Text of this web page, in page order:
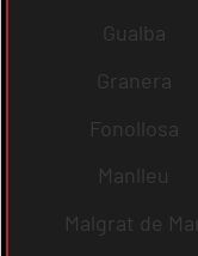
Gualba
Granera
Fonollosa
Manlleu
Malgrat de